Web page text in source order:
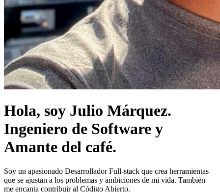
Hola, soy Julio Márquez.
Ingeniero de Software y
Amante del café.
Soy un apasionado Desarrollador Full-stack que crea herramientas
que se ajustan a los problemas y ambiciones de mi vida. También
me encanta contribuir al Código Abierto.